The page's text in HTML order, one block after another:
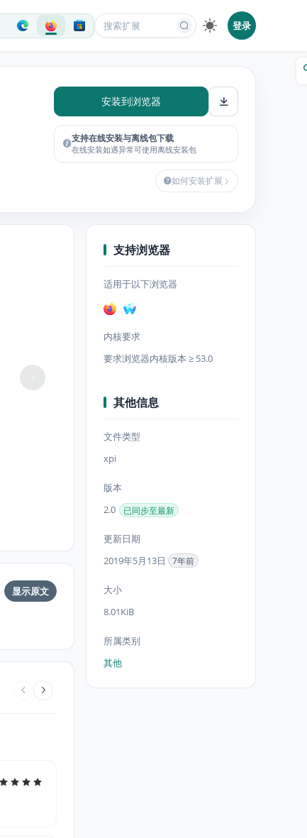
登录
安装到浏览器
支持在线安装与离线包下载
在线安装如遇异常可使用离线安装包
如何安装扩展
显示原文
支持浏览器
适用于以下浏览器
内核要求
要求浏览器内核版本 ≥ 53.0
其他信息
文件类型
xpi
版本
2.0
已同步至最新
更新日期
2019年5月13日
7年前
大小
8.01KiB
所属类别
其他